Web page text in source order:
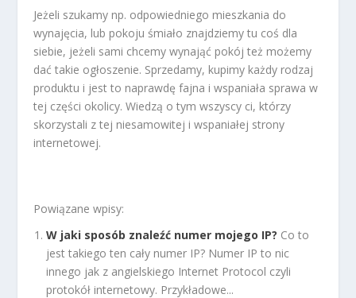
Jeżeli szukamy np. odpowiedniego mieszkania do
wynajęcia, lub pokoju śmiało znajdziemy tu coś dla
siebie, jeżeli sami chcemy wynająć pokój też możemy
dać takie ogłoszenie. Sprzedamy, kupimy każdy rodzaj
produktu i jest to naprawdę fajna i wspaniała sprawa w
tej części okolicy. Wiedzą o tym wszyscy ci, którzy
skorzystali z tej niesamowitej i wspaniałej strony
internetowej.
Powiązane wpisy:
W jaki sposób znaleźć numer mojego IP? Co to
jest takiego ten cały numer IP? Numer IP to nic
innego jak z angielskiego Internet Protocol czyli
protokół internetowy. Przykładowe...